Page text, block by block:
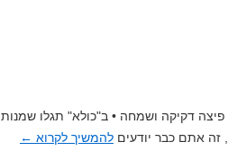
פיצה דקיקה ושמחה • ב"כולא" תגלו שמנות
זה אתם כבר יודעים להמשיך לקרוא ←